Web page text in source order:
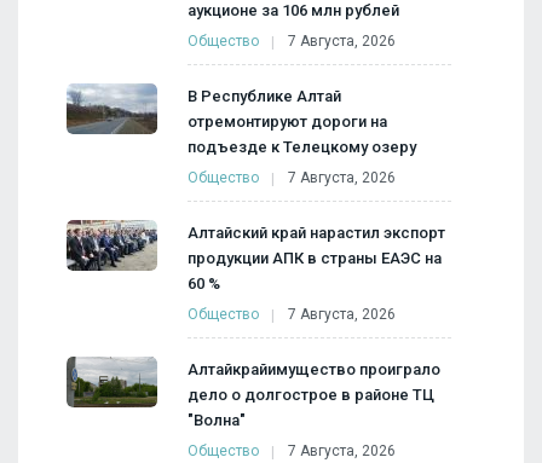
аукционе за 106 млн рублей
Общество 7 Августа, 2026
В Республике Алтай
отремонтируют дороги на
подъезде к Телецкому озеру
Общество 7 Августа, 2026
Алтайский край нарастил экспорт
продукции АПК в страны ЕАЭС на
60 %
Общество 7 Августа, 2026
Алтайкрайимущество проиграло
дело о долгострое в районе ТЦ
"Волна"
Общество 7 Августа, 2026